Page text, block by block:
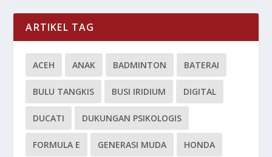
ARTIKEL TAG
ACEH ANAK BADMINTON BATERAI
BULU TANGKIS BUSI IRIDIUM DIGITAL
DUCATI DUKUNGAN PSIKOLOGIS
FORMULA E GENERASI MUDA HONDA